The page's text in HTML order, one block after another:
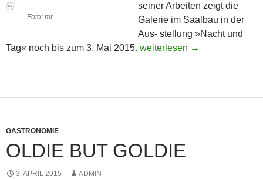

Foto: mr
seiner Arbeiten zeigt die
Galerie im Saalbau in der
Aus- stellung »Nacht und
Tag« noch bis zum 3. Mai 2015. Bei »Nacht und Tag«
weiterlesen →
GASTRONOMIE
OLDIE BUT GOLDIE
3. APRIL 2015 ADMIN